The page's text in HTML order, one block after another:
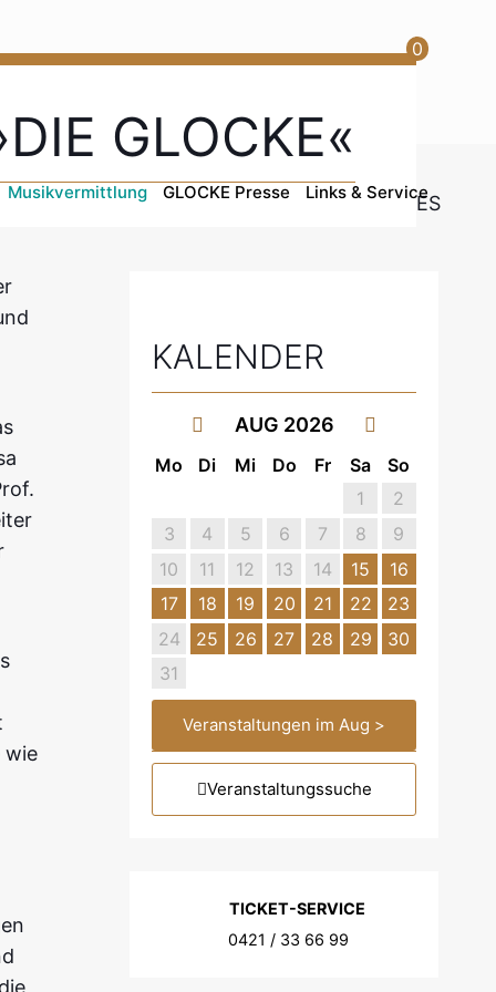
0
Musikvermittlung GLOCKE Presse Links & Service
GLOCKE«
wie
KALENDER
AUG 2026
Mo Di Mi Do Fr Sa
So
1
2
3
4 5 6 7 8
9
10
11 12 13 14 15
16
17
18 19 20 21 22
23
24
25 26 27 28 29
30
31
Veranstaltungen im Aug >
Veranstaltungssuche
TICKET-SERVICE
0421 / 33 66 99